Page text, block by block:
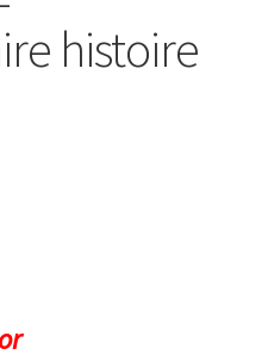
histoire